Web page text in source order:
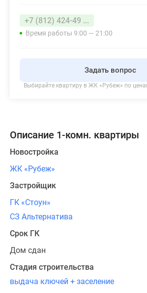
+7 (812) 424-49 ...
Время работы 9:00 — 21:00
Задать вопрос
Выбирайте квартиру в ЖК «Рубеж» по
Описание 1-комн. квартиры
Новостройка
ЖК «Рубеж»
Застройщик
ГК «Стоун»
СЗ Альтернатива
Срок ГК
Дом сдан
Стадия строительства
выдача ключей + заселение